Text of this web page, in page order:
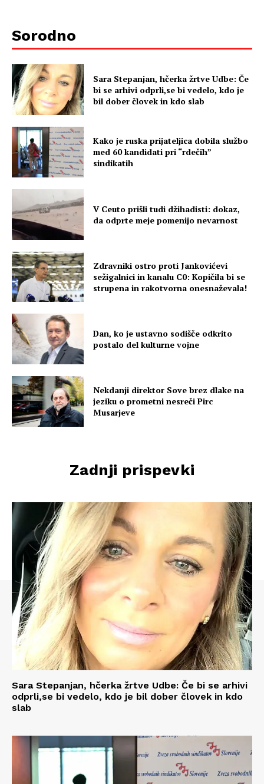
Sorodno
Sara Stepanjan, hčerka žrtve Udbe: Če
bi se arhivi odprli,se bi vedelo, kdo je
bil dober človek in kdo slab
Kako je ruska prijateljica dobila službo
med 60 kandidati pri “rdečih”
sindikatih
V Ceuto prišli tudi džihadisti: dokaz,
da odprte meje pomenijo nevarnost
Zdravniki ostro proti Jankovićevi
sežigalnici in kanalu C0: Kopičila bi se
strupena in rakotvorna onesnaževala!
Dan, ko je ustavno sodišče odkrito
postalo del kulturne vojne
Nekdanji direktor Sove brez dlake na
jeziku o prometni nesreči Pirc
Musarjeve
Zadnji prispevki
Sara Stepanjan, hčerka žrtve Udbe: Če bi se arhivi
odprli,se bi vedelo, kdo je bil dober človek in kdo
slab